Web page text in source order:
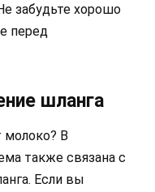
забудьте хорошо
перед
шланга
молоко? В
также связана с
Если вы